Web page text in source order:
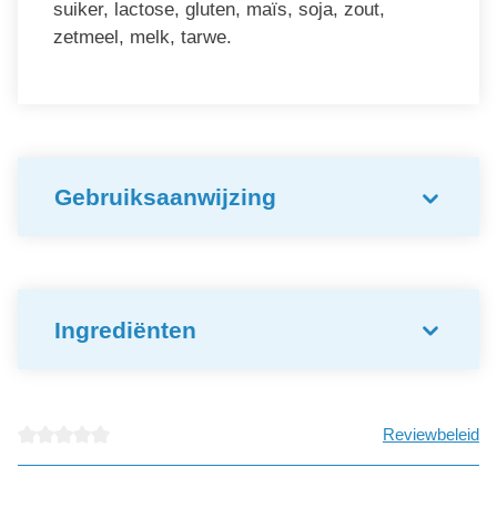
suiker, lactose, gluten, maïs, soja, zout,
zetmeel, melk, tarwe.
Gebruiksaanwijzing
Ingrediënten
Reviewbeleid